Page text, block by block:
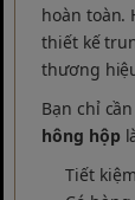
hoàn toàn.
thiết kế
thương
Bạn chỉ cần
hông hộp
Tiết